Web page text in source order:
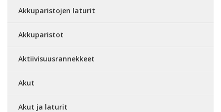
Akkuparistojen laturit
Akkuparistot
Aktiivisuusrannekkeet
Akut
Akut ja laturit